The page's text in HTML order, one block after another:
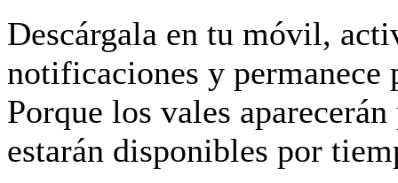
Descárgala en tu móvil,
notificaciones y permanece
Porque los vales
estarán disponibles por